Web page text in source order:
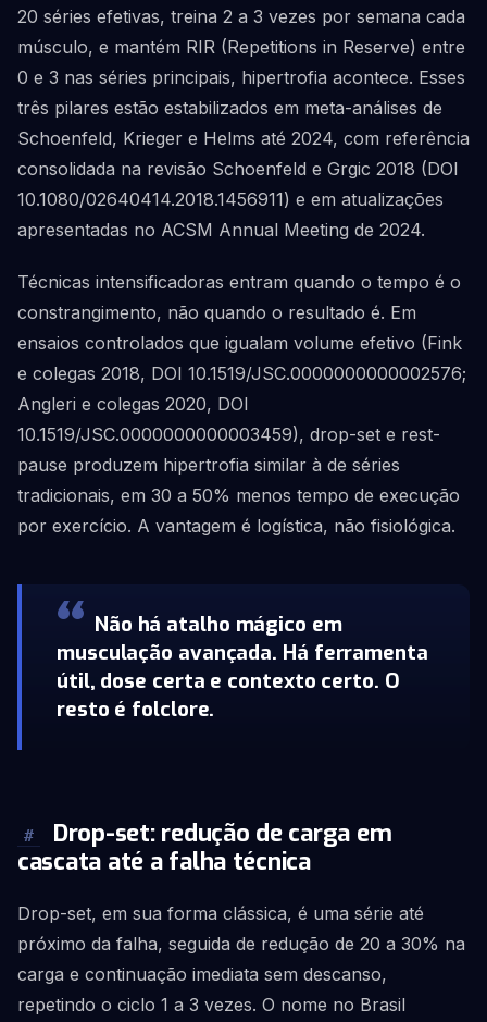
20 séries efetivas, treina 2 a 3 vezes por semana cada
músculo, e mantém RIR (Repetitions in Reserve) entre
0 e 3 nas séries principais, hipertrofia acontece. Esses
três pilares estão estabilizados em meta-análises de
Schoenfeld, Krieger e Helms até 2024, com referência
consolidada na revisão Schoenfeld e Grgic 2018 (DOI
10.1080/02640414.2018.1456911) e em atualizações
apresentadas no ACSM Annual Meeting de 2024.
Técnicas intensificadoras entram quando o tempo é o
constrangimento, não quando o resultado é. Em
ensaios controlados que igualam volume efetivo (Fink
e colegas 2018, DOI 10.1519/JSC.0000000000002576;
Angleri e colegas 2020, DOI
10.1519/JSC.0000000000003459), drop-set e rest-
pause produzem hipertrofia similar à de séries
tradicionais, em 30 a 50% menos tempo de execução
por exercício. A vantagem é logística, não fisiológica.
Não há atalho mágico em
musculação avançada. Há ferramenta
útil, dose certa e contexto certo. O
resto é folclore.
#
Drop-set: redução de carga em
cascata até a falha técnica
Drop-set, em sua forma clássica, é uma série até
próximo da falha, seguida de redução de 20 a 30% na
carga e continuação imediata sem descanso,
repetindo o ciclo 1 a 3 vezes. O nome no Brasil